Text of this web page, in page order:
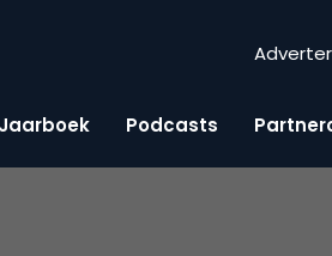
Jaarboek Podcasts